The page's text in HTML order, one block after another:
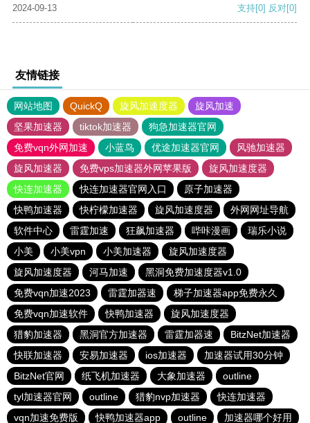
2024-09-13
支持[0] 反对[0]
友情链接
网站地图 QuickQ 旋风加速度器
旋风加速
坚果加速器
tiktok加速器
狗急加速器官网
免费vqn外网加速
小蓝鸟 优途加速器官网
风驰加速器
旋风加速器
免费vps加速器外网苹果版
旋风加速度器
快连加速器
快连加速器官网入口
原子加速器
快鸭加速器
快柠檬加速器 旋风加速度器
外网网址导航
软件中心
雷霆加速 狂飙加速器 哔咔漫画
瑞乐小说
小美
小美vpn 小美加速器
旋风加速度器
旋风加速度器
河马加速
黑洞免费加速度器v1.0
免费vqn加速2023
雷霆加器速
梯子加速器app免费永久
免费vqn加速软件
快鸭加速器
旋风加速度器
猎豹加速器
黑洞官方加速器 雷霆加器速
BitzNet加速器
快联加速器
安易加速器 ios加速器
加速器试用30分钟
BitzNet官网
纸飞机加速器 大象加速器
outline
tyl加速器官网
outline 猎豹nvp加速器
快连加速器
vqn加速免费版
快鸭加速器app outline 加速器哪个好用